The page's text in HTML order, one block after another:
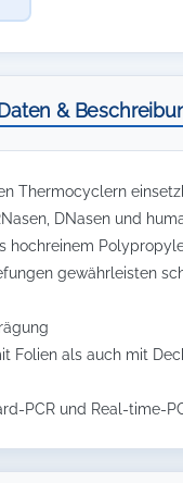
&
Thermocyclern
DNasen und
hochreinem
gewährleisten
Folien als auch mit
PCR und Real-time-